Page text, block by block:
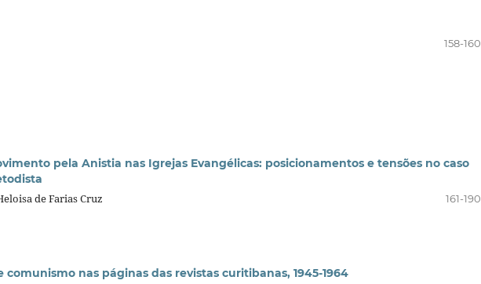
158-160
pela Anistia nas Igrejas Evangélicas: posicionamentos e tensões no caso
de Farias Cruz
161-190
nas páginas das revistas curitibanas, 1945-1964